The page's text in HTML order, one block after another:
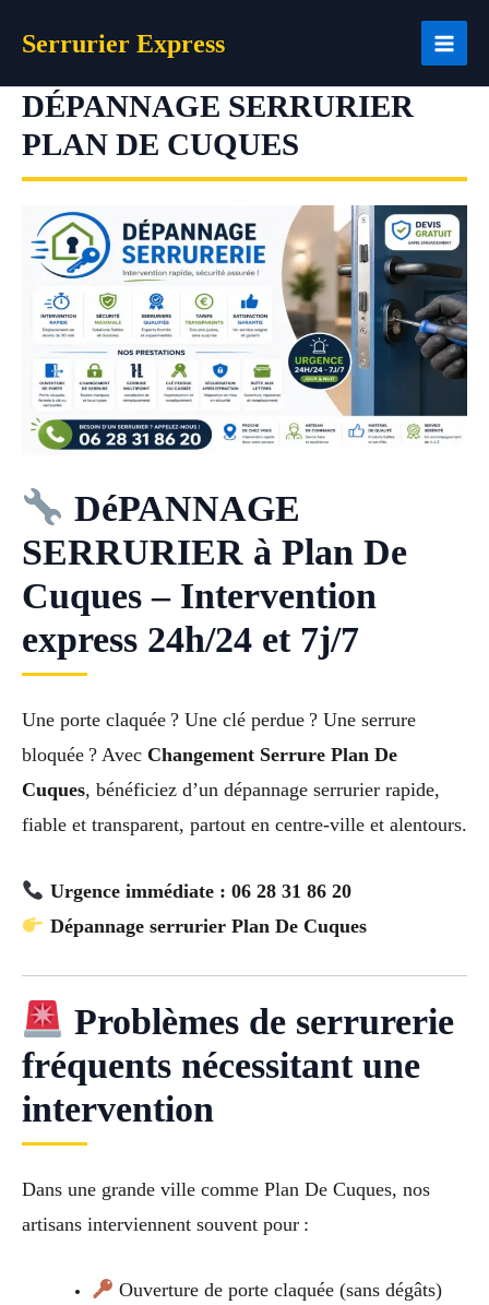
Serrurier Express
DÉPANNAGE SERRURIER
PLAN DE CUQUES
DéPANNAGE
SERRURIER à Plan De
Cuques – Intervention
express 24h/24 et 7j/7
Une porte claquée ? Une clé perdue ? Une serrure
bloquée ? Avec Changement Serrure Plan De
Cuques, bénéficiez d’un dépannage serrurier rapide,
fiable et transparent, partout en centre-ville et alentours.
Urgence immédiate : 06 28 31 86 20
Dépannage serrurier Plan De Cuques
Problèmes de serrurerie
fréquents nécessitant une
intervention
Dans une grande ville comme Plan De Cuques, nos
artisans interviennent souvent pour :
Ouverture de porte claquée (sans dégâts)